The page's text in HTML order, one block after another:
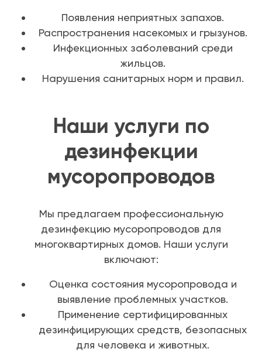
Появления неприятных запахов.
Распространения насекомых и грызунов.
Инфекционных заболеваний среди
жильцов.
Нарушения санитарных норм и правил.
Наши услуги по
дезинфекции
мусоропроводов
Мы предлагаем профессиональную
дезинфекцию мусоропроводов для
многоквартирных домов. Наши услуги
включают:
Оценка состояния мусоропровода и
выявление проблемных участков.
Применение сертифицированных
дезинфицирующих средств, безопасных
для человека и животных.